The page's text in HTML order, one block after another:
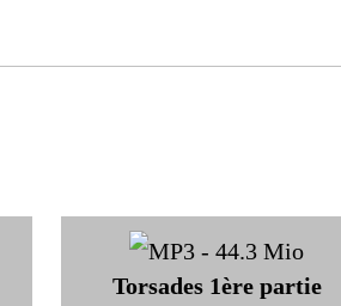
Torsades 1ère partie